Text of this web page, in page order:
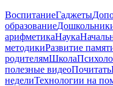
ВоспитаниеГаджеты
образование
арифметикаНаука
методикиРазвитие
родителямШкола
полезные видеоПочитать
неделиТехнологии на